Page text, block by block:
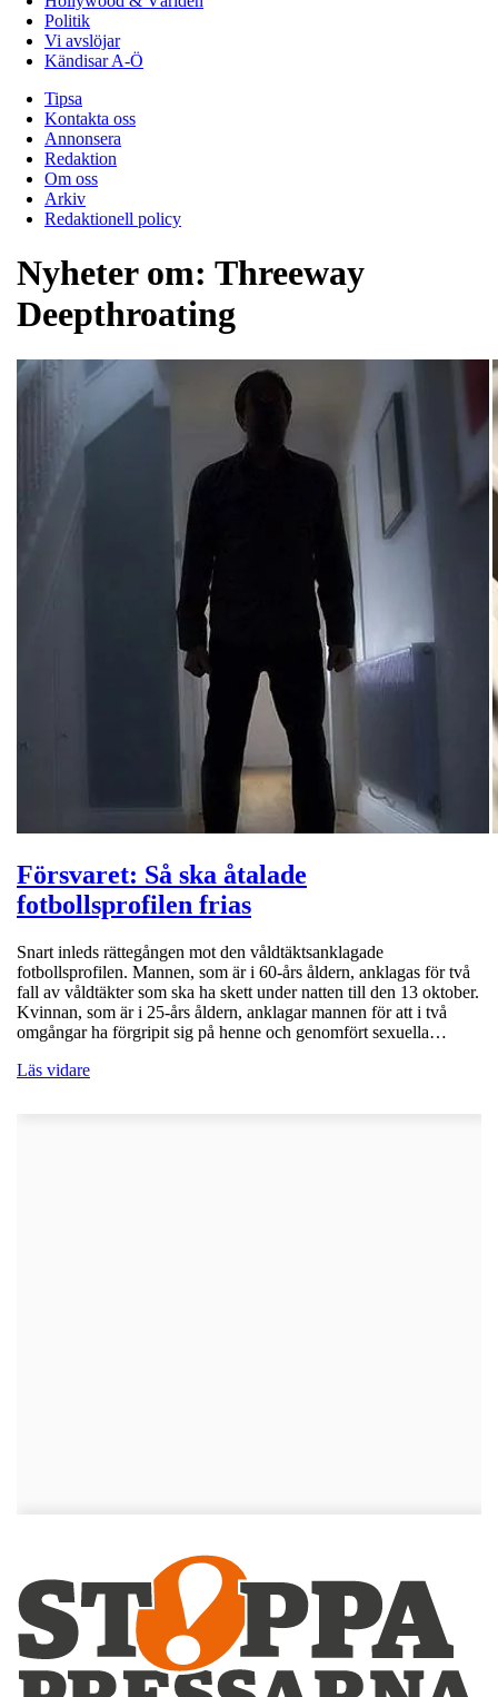
Politik
Vi avslöjar
Kändisar A-Ö
Tipsa
Kontakta oss
Annonsera
Redaktion
Om oss
Arkiv
Redaktionell policy
Nyheter om: Threeway
Deepthroating
Försvaret: Så ska åtalade
fotbollsprofilen frias
Snart inleds rättegången mot den våldtäktsanklagade
fotbollsprofilen. Mannen, som är i 60-års åldern, anklagas för två
fall av våldtäkter som ska ha skett under natten till den 13 oktober.
Kvinnan, som är i 25-års åldern, anklagar mannen för att i två
omgångar ha förgripit sig på henne och genomfört sexuella…
Läs vidare